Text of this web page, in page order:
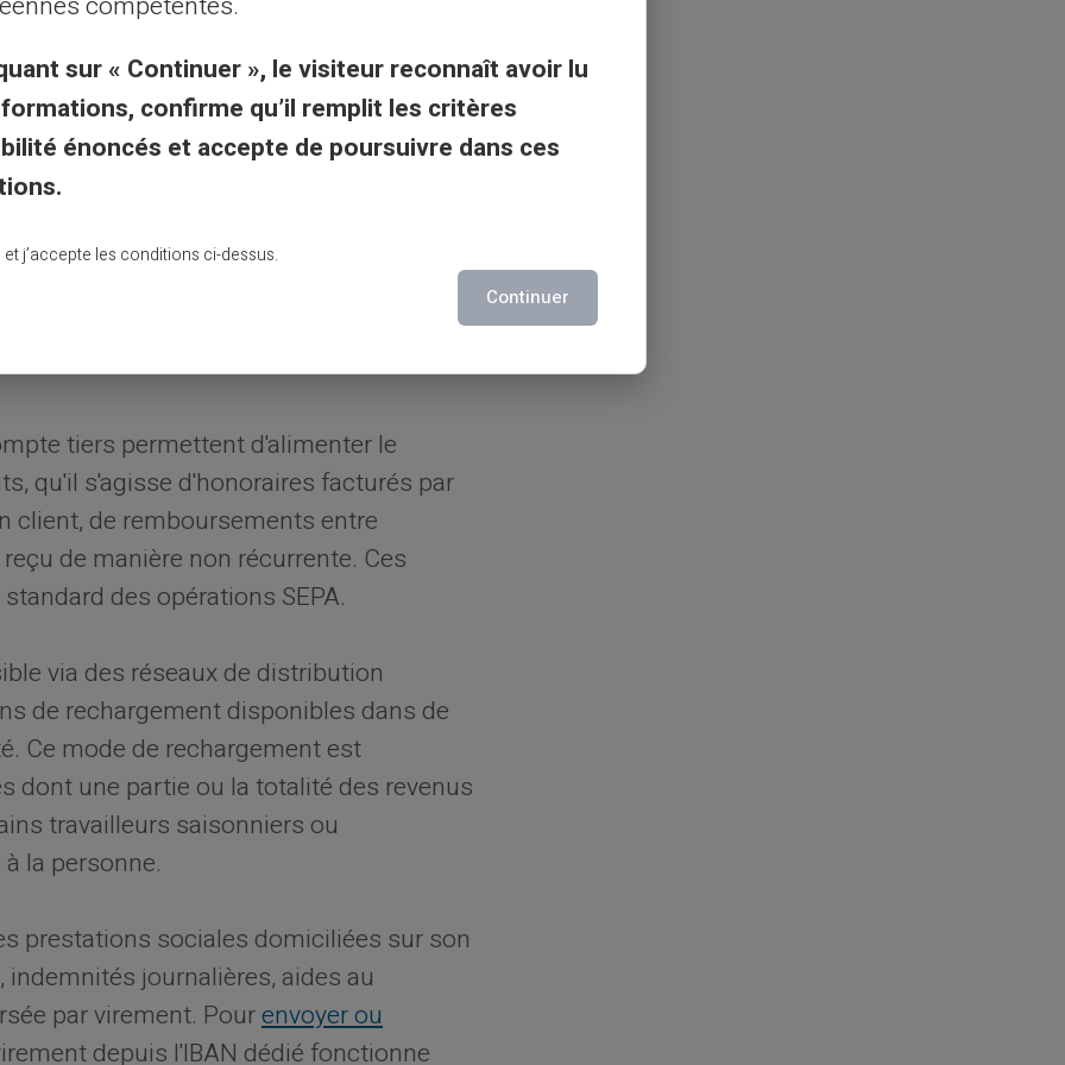
du service, qui incluent des frais
de tarification de Veritas. Ces frais sont
sans salaire fixe
ne constitue pas un obstacle au
paiement. Plusieurs modes de
aux situations de revenus irréguliers
tiers permettent d'alimenter le
qu'il s'agisse d'honoraires facturés par
client, de remboursements entre
de manière non récurrente. Ces
des opérations SEPA.
via des réseaux de distribution
de rechargement disponibles dans de
Ce mode de rechargement est
dont une partie ou la totalité des revenus
travailleurs saisonniers ou
la personne.
prestations sociales domiciliées sur son
journalières, aides au
par virement. Pourenvoyer ou
depuis l'IBAN dédié fonctionne
sur « Continuer », le visiteur reconnaît avoir lu
confirme qu’il remplit les critères
énoncés et accepte de poursuivre dans ces
et j’accepte les conditions ci-dessus.
Continuer